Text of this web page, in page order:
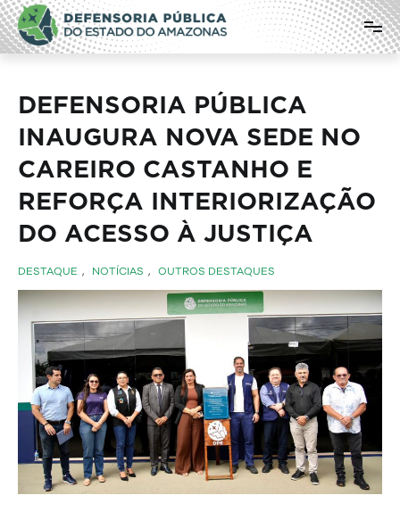
Pular
para
o
conteúdo
Defensoria Pública do Estado do
Amazonas
DEFENSORIA PÚBLICA
INAUGURA NOVA SEDE NO
CAREIRO CASTANHO E
REFORÇA INTERIORIZAÇÃO
DO ACESSO À JUSTIÇA
DESTAQUE , NOTÍCIAS , OUTROS DESTAQUES